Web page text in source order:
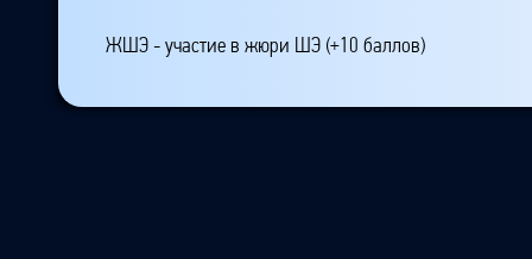
ЖШЭ - участие в жюри ШЭ (+10 баллов)